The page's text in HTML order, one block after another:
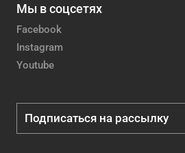
Мы в соцсетях
Facebook
Instagram
Youtube
Подписаться на рассылку